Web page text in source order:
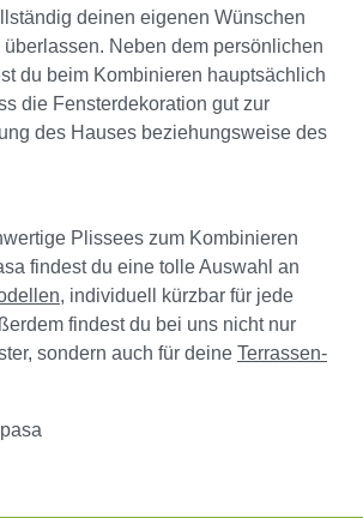
deinen eigenen Wünschen
Neben dem persönlichen
du beim Kombinieren hauptsächlich
die Fensterdekoration gut zur
des Hauses beziehungsweise des
Plissees zum Kombinieren
findest du eine tolle Auswahl an
individuell kürzbar für jede
findest du bei uns nicht nur
sondern auch für deine Terrassen-